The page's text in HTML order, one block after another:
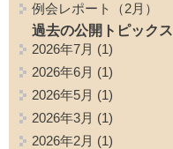
例会レポート（2月）
過去の公開トピックス
2026年7月 (1)
2026年6月 (1)
2026年5月 (1)
2026年3月 (1)
2026年2月 (1)